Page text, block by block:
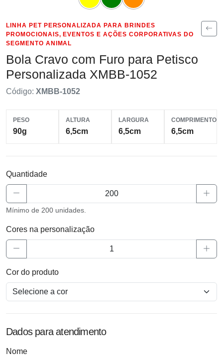
LINHA PET PERSONALIZADA PARA BRINDES
PROMOCIONAIS, EVENTOS E AÇÕES CORPORATIVAS DO
SEGMENTO ANIMAL
Bola Cravo com Furo para Petisco
Personalizada XMBB-1052
Código: XMBB-1052
PESO
90g
ALTURA
6,5cm
LARGURA
6,5cm
COMPRIMENTO
6,5cm
Quantidade
Mínimo de 200 unidades.
Cores na personalização
Cor do produto
Dados para atendimento
Nome